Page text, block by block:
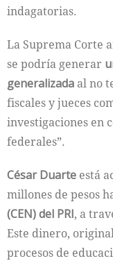
indagatorias.
La Suprema Corte
se podría generar
generalizada al no
fiscales y jueces
investigaciones en
federales”.
César Duarte está
millones de pesos
(CEN) del PRI, a
Este dinero,
procesos de